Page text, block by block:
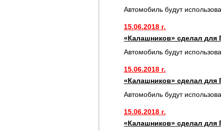
Автомобиль будут
15.06.2018 г.
«Калашников» сделал для
Автомобиль будут
15.06.2018 г.
«Калашников» сделал для
Автомобиль будут
15.06.2018 г.
«Калашников» сделал для